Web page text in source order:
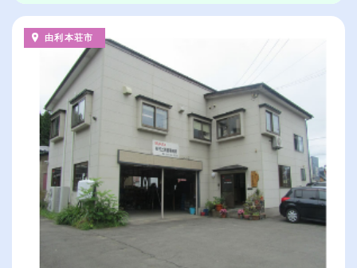
由利本荘市